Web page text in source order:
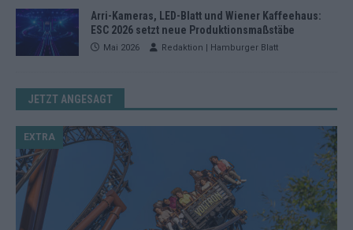
Arri-Kameras, LED-Blatt und Wiener Kaffeehaus:
ESC 2026 setzt neue Produktionsmaßstäbe
Mai 2026 Redaktion | Hamburger Blatt
JETZT ANGESAGT
EXTRA